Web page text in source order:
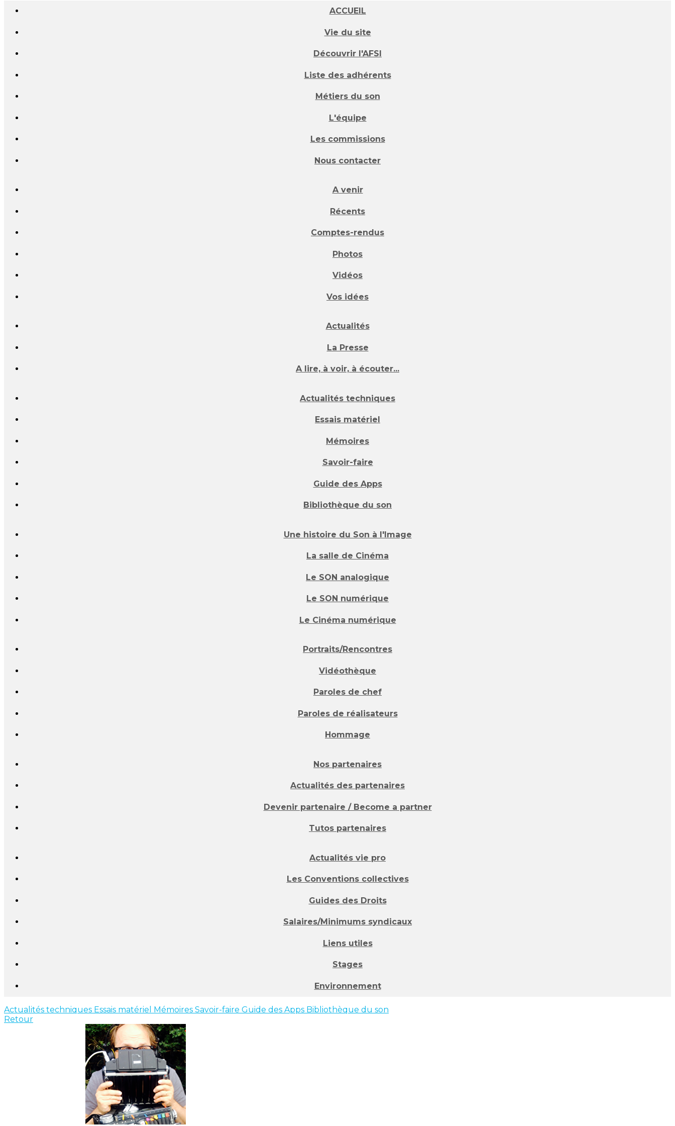
ACCUEIL
Vie du site
Découvrir l'AFSI
Liste des adhérents
Métiers du son
L'équipe
Les commissions
Nous contacter
A venir
Récents
Comptes-rendus
Photos
Vidéos
Vos idées
Actualités
La Presse
A lire, à voir, à écouter...
Actualités techniques
Essais matériel
Mémoires
Savoir-faire
Guide des Apps
Bibliothèque du son
Une histoire du Son à l'Image
La salle de Cinéma
Le SON analogique
Le SON numérique
Le Cinéma numérique
Portraits/Rencontres
Vidéothèque
Paroles de chef
Paroles de réalisateurs
Hommage
Nos partenaires
Actualités des partenaires
Devenir partenaire / Become a partner
Tutos partenaires
Actualités vie pro
Les Conventions collectives
Guides des Droits
Salaires/Minimums syndicaux
Liens utiles
Stages
Environnement
Actualités techniques Essais matériel Mémoires Savoir-faire Guide des Apps Bibliothèque du son
Retour